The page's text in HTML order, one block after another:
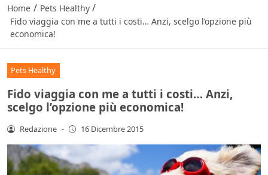
Home / Pets Healthy /
Fido viaggia con me a tutti i costi… Anzi, scelgo l’opzione più
economica!
Pets Healthy
Fido viaggia con me a tutti i costi… Anzi,
scelgo l’opzione più economica!
Redazione - 16 Dicembre 2015